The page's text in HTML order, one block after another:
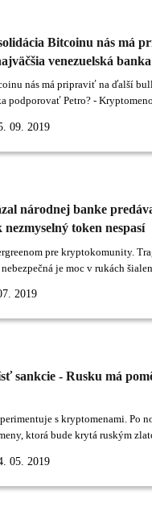
Bitcoinu nás má
venezuelská
09. 2019
nás má pripraviť na ďalší
podporovať Petro? -
- Britský umelec spojil svoju
vysvetlil svoj piatkový
Reserve našliapnuté na
300 %.
národnej banke
nezmyselný token nespasí
2019
pre kryptokomunity.
je moc v rukách
sankcie - Rusku má
05. 2019
s kryptomenami. Po
ktorá bude krytá ruským